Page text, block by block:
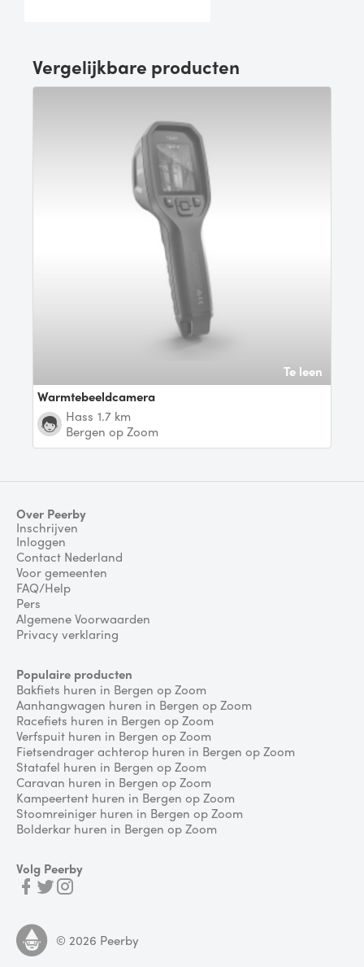
Vergelijkbare producten
Te leen
Warmtebeeldcamera
Hass 1.7 km
Bergen op Zoom
Over Peerby
Inschrijven
Inloggen
Contact Nederland
Voor gemeenten
FAQ/Help
Pers
Algemene Voorwaarden
Privacy verklaring
Populaire producten
Bakfiets huren in Bergen op Zoom
Aanhangwagen huren in Bergen op Zoom
Racefiets huren in Bergen op Zoom
Verfspuit huren in Bergen op Zoom
Fietsendrager achterop huren in Bergen op Zoom
Statafel huren in Bergen op Zoom
Caravan huren in Bergen op Zoom
Kampeertent huren in Bergen op Zoom
Stoomreiniger huren in Bergen op Zoom
Bolderkar huren in Bergen op Zoom
Volg Peerby
© 2026 Peerby